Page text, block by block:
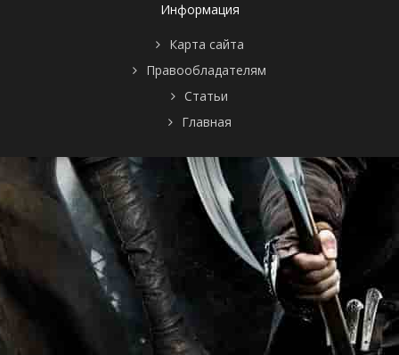
Информация
Карта сайта
Правообладателям
Статьи
Главная